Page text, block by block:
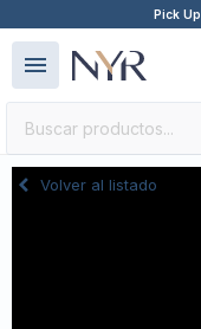
Pick
menu
Volver al listado
close